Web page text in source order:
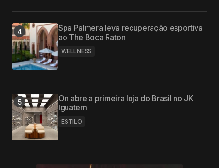
Spa Palmera leva recuperação esportiva
ao The Boca Raton
WELLNESS
On abre a primeira loja do Brasil no JK
Iguatemi
ESTILO